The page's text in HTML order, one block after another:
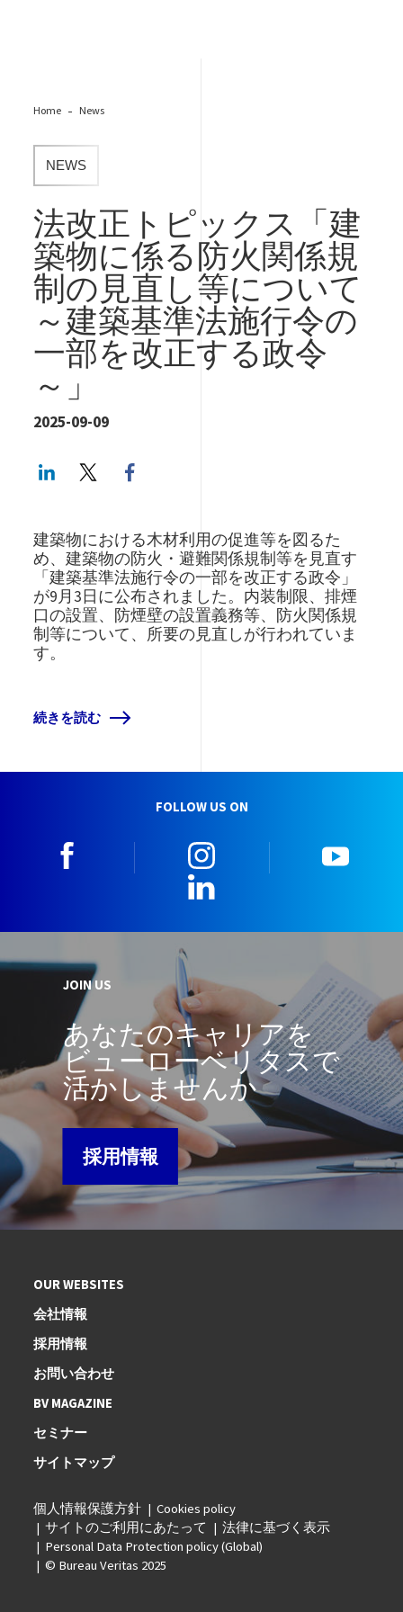
Home News
NEWS
法改正トピックス「建
築物に係る防火関係規
制の見直し等について
～建築基準法施行令の
一部を改正する政令
～」
2025-09-09
LinkedInTwitter
建築物における木材利用の促進等を図るた
め、建築物の防火・避難関係規制等を見直す
「建築基準法施行令の一部を改正する政令」
が9月3日に公布されました。内装制限、排煙
口の設置、防煙壁の設置義務等、防火関係規
制等について、所要の見直しが行われていま
す。
続きを読む
FOLLOW US ON
JOIN US
あなたのキャリアを
ビューローベリタスで
活かしませんか
採用情報
OUR WEBSITES
会社情報
採用情報
お問い合わせ
BV MAGAZINE
セミナー
サイトマップ
個人情報保護方針
Cookies policy
サイトのご利用にあたって
法律に基づく表示
Personal Data Protection policy (Global)
© Bureau Veritas 2025